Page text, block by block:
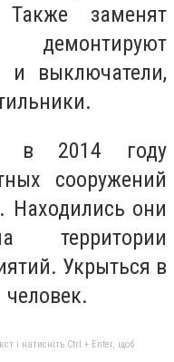
заменят
демонтируют
и выключатели,
в 2014 году
сооружений
Находились они
территории
Укрыться в
і натисніть Ctrl + Enter, щоб